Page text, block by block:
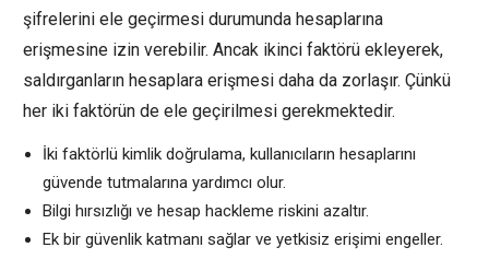
şifrelerini ele geçirmesi durumunda hesaplarına
erişmesine izin verebilir. Ancak ikinci faktörü ekleyerek,
saldırganların hesaplara erişmesi daha da zorlaşır. Çünkü
her iki faktörün de ele geçirilmesi gerekmektedir.
İki faktörlü kimlik doğrulama, kullanıcıların hesaplarını
güvende tutmalarına yardımcı olur.
Bilgi hırsızlığı ve hesap hackleme riskini azaltır.
Ek bir güvenlik katmanı sağlar ve yetkisiz erişimi engeller.